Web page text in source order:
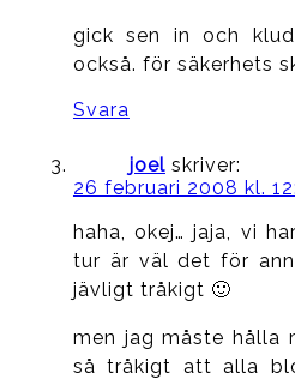
gick sen in och
också. för säkerhets
Svara
joel skriver:
26 februari 2008 kl.
haha, okej… jaja, vi
tur är väl det för
jävligt tråkigt 🙂
men jag måste hålla
så tråkigt att alla